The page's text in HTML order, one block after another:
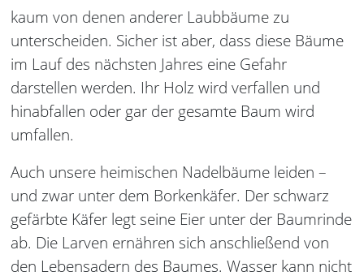
kaum von denen anderer Laubbäume zu
unterscheiden. Sicher ist aber, dass diese Bäume
im Lauf des nächsten Jahres eine Gefahr
darstellen werden. Ihr Holz wird verfallen und
hinabfallen oder gar der gesamte Baum wird
umfallen.
Auch unsere heimischen Nadelbäume leiden –
und zwar unter dem Borkenkäfer. Der schwarz
gefärbte Käfer legt seine Eier unter der Baumrinde
ab. Die Larven ernähren sich anschließend von
den Lebensadern des Baumes. Wasser kann nicht